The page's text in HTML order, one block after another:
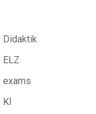
Didaktik
ELZ
exams
KI